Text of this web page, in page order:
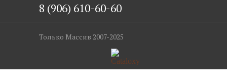
8 (906) 610-60-60
Только Массив 2007-2025